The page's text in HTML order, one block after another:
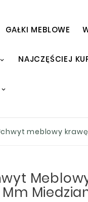
GAŁKI MEBLOWE
NAJCZĘŚCIEJ
meblowy
Mm